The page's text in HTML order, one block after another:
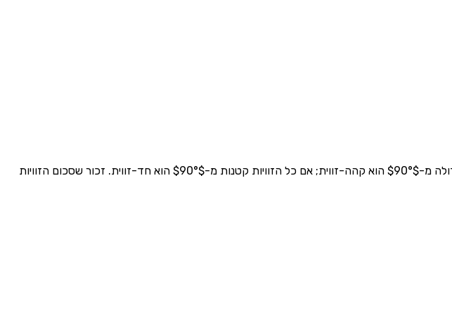
לזיהוי סוג משולש לפי התבוננות, בדוק את הזוויות: אם יש זווית של $90°$ המשולש ישר-זווית; אם זווית אחת גדולה מ-$90°$ הוא קהה-זווית; אם כל הזוויות קטנות מ-$90°$ הוא חד-זווית. זכור שסכום הזוויות